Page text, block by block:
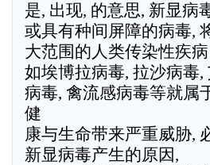
是, 出现, 的意思, 新显病
或具有种间屏障的病毒,
大范围的人类传染性疾病
如埃博拉病毒, 拉沙病毒,
病毒, 禽流感病毒等就属
健
康与生命带来严重威胁,
新显病毒产生的原因,